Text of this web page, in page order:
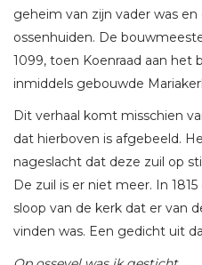
geheim van zijn vader was
ossenhuiden. De
1099, toen Koenraad aan het
inmiddels gebouwde
Dit verhaal komt misschien
dat hierboven is afgebeeld.
nageslacht dat deze zuil op
De zuil is er niet meer. In
sloop van de kerk dat er van
vinden was. Een gedicht uit